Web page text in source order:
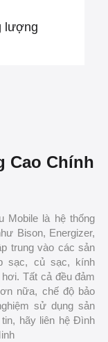
lượng
Cao Chính
Mobile là hệ thống
Bison, Energizer,
trung vào các sản
sạc, củ sạc, kính
Tất cả đều đảm
nữa, chế độ bảo
sử dụng sản
hãy liên hệ Đình